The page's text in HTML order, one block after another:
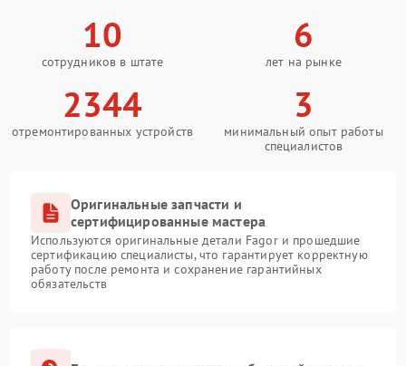
10
сотрудников в штате
6
лет на рынке
2344
отремонтированных устройств
3
минимальный опыт работы
специалистов
Оригинальные запчасти и
сертифицированные мастера
Используются оригинальные детали Fagor и прошедшие
сертификацию специалисты, что гарантирует корректную
работу после ремонта и сохранение гарантийных
обязательств